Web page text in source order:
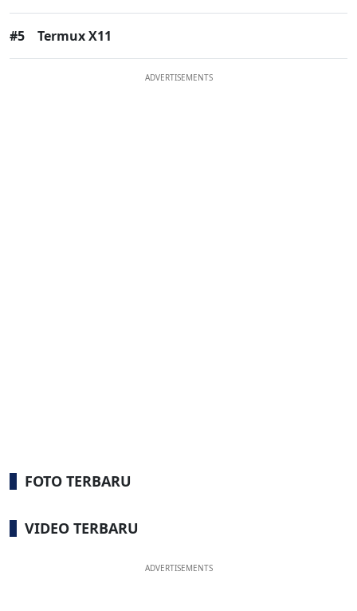
#5 Termux X11
ADVERTISEMENTS
FOTO TERBARU
VIDEO TERBARU
ADVERTISEMENTS